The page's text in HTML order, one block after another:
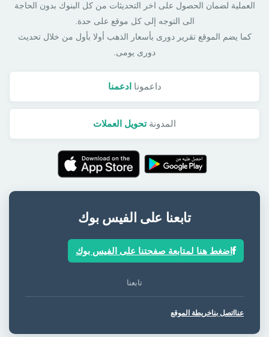
العملية لضمان الحصول على اخر التحديثات من كل البنوك بدون الحاجة
الى التوجه إلى كل موقع على حدة.
كما يضم الموقع تقرير دورى بأسعار الذهب أولا بأول من خلال تحديث
دورى يومى.
داعمونا ادعمنا
المدونةتحويل العملات
تابعنا على الفيس بوك
اضغط هنا لمتابعة صفحتنا على الفيس بوك
تابعنا
عنا اتصل بناخريطة الموقع